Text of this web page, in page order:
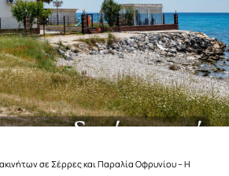
σε Σέρρες και Παραλία Οφρυνίου – Η